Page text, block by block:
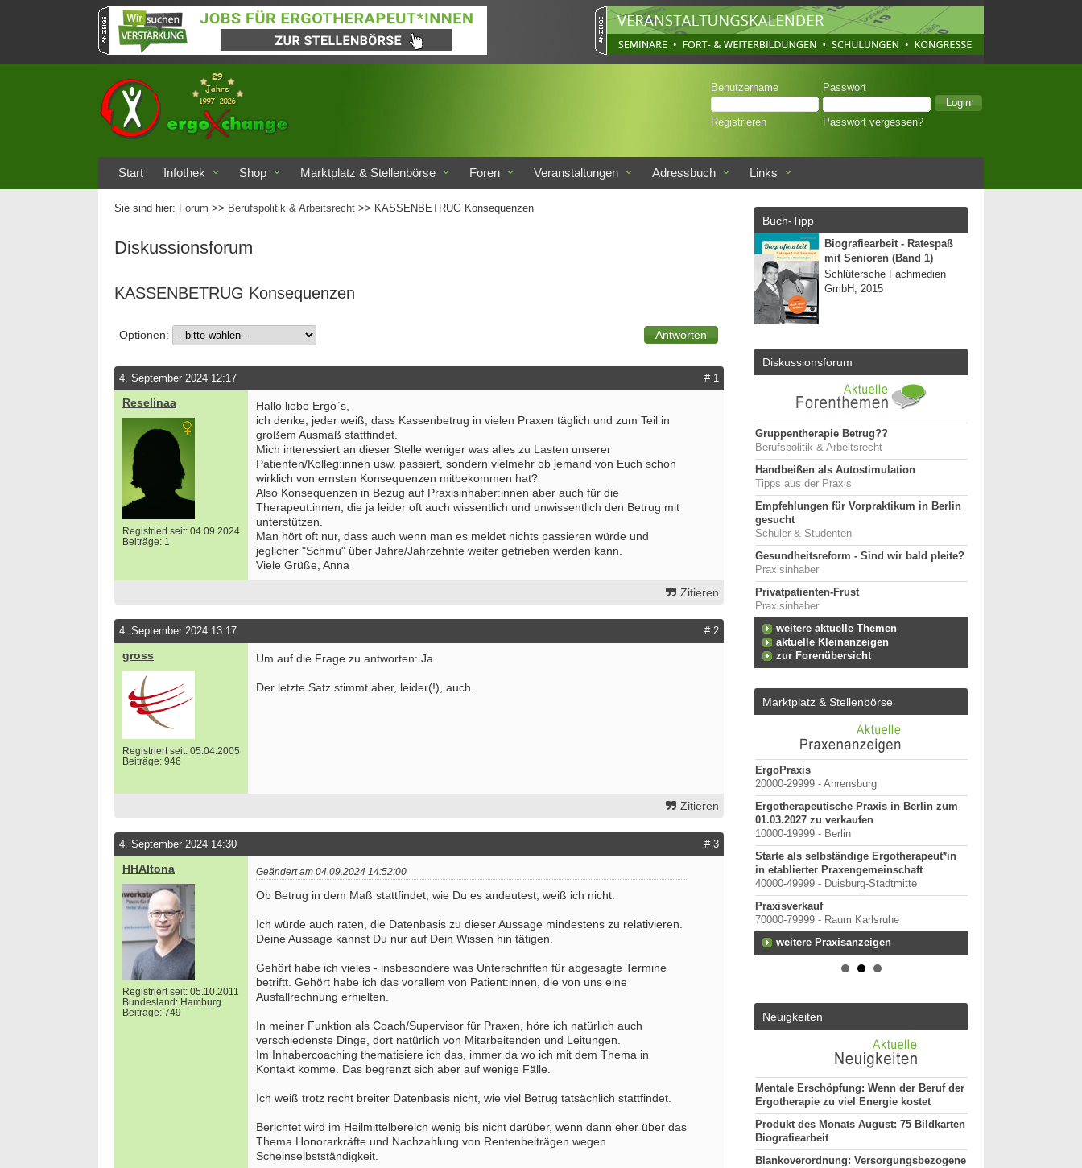
Benutzername Passwort
Registrieren Passwort vergessen?
Start Infothek Shop Marktplatz & Stellenbörse Foren Veranstaltungen Adressbuch Links
Sie sind hier: Forum >> Berufspolitik & Arbeitsrecht >> KASSENBETRUG Konsequenzen
Diskussionsforum
KASSENBETRUG Konsequenzen
Optionen:
4. September 2024 12:17 # 1
Reselinaa
Registriert seit: 04.09.2024
Beiträge: 1
Hallo liebe Ergo`s,
ich denke, jeder weiß, dass Kassenbetrug in vielen Praxen täglich und zum Teil in
großem Ausmaß stattfindet.
Mich interessiert an dieser Stelle weniger was alles zu Lasten unserer
Patienten/Kolleg:innen usw. passiert, sondern vielmehr ob jemand von Euch schon
wirklich von ernsten Konsequenzen mitbekommen hat?
Also Konsequenzen in Bezug auf Praxisinhaber:innen aber auch für die
Therapeut:innen, die ja leider oft auch wissentlich und unwissentlich den Betrug mit
unterstützen.
Man hört oft nur, dass auch wenn man es meldet nichts passieren würde und
jeglicher "Schmu" über Jahre/Jahrzehnte weiter getrieben werden kann.
Viele Grüße, Anna
Zitieren
4. September 2024 13:17 # 2
gross
Registriert seit: 05.04.2005
Beiträge: 946
Um auf die Frage zu antworten: Ja.
Der letzte Satz stimmt aber, leider(!), auch.
Zitieren
4. September 2024 14:30 # 3
HHAltona
Registriert seit: 05.10.2011
Bundesland: Hamburg
Beiträge: 749
Geändert am 04.09.2024 14:52:00
Ob Betrug in dem Maß stattfindet, wie Du es andeutest, weiß ich nicht.
Ich würde auch raten, die Datenbasis zu dieser Aussage mindestens zu relativieren.
Deine Aussage kannst Du nur auf Dein Wissen hin tätigen.
Gehört habe ich vieles - insbesondere was Unterschriften für abgesagte Termine
betriftt. Gehört habe ich das vorallem von Patient:innen, die von uns eine
Ausfallrechnung erhielten.
In meiner Funktion als Coach/Supervisor für Praxen, höre ich natürlich auch
verschiedenste Dinge, dort natürlich von Mitarbeitenden und Leitungen.
Im Inhabercoaching thematisiere ich das, immer da wo ich mit dem Thema in
Kontakt komme. Das begrenzt sich aber auf wenige Fälle.
Ich weiß trotz recht breiter Datenbasis nicht, wie viel Betrug tatsächlich stattfindet.
Berichtet wird im Heilmittelbereich wenig bis nicht darüber, wenn dann eher über das
Thema Honorarkräfte und Nachzahlung von Rentenbeiträgen wegen
Scheinselbstständigkeit.
Buch-Tipp
Biografiearbeit - Ratespaß
mit Senioren (Band 1)
Schlütersche Fachmedien
GmbH, 2015
Diskussionsforum
Gruppentherapie Betrug??
Berufspolitik & Arbeitsrecht
Handbeißen als Autostimulation
Tipps aus der Praxis
Empfehlungen für Vorpraktikum in Berlin
gesucht
Schüler & Studenten
Gesundheitsreform - Sind wir bald pleite?
Praxisinhaber
Privatpatienten-Frust
Praxisinhaber
weitere aktuelle Themen
aktuelle Kleinanzeigen
zur Forenübersicht
Marktplatz & Stellenbörse
Versorgung ES 21/2026
ES 22/2026
74731 - Walldürn
weitere Stellenangebote
ErgoPraxis
20000-29999 - Ahrensburg
Ergotherapeutische Praxis in Berlin zum
01.03.2027 zu verkaufen
10000-19999 - Berlin
Starte als selbständige Ergotherapeut*in
in etablierter Praxengemeinschaft
40000-49999 - Duisburg-Stadtmitte
Praxisverkauf
70000-79999 - Raum Karlsruhe
weitere Praxisanzeigen
Neuigkeiten
Mentale Erschöpfung: Wenn der Beruf der
Ergotherapie zu viel Energie kostet
Produkt des Monats August: 75 Bildkarten
Biografiearbeit
Blankoverordnung: Versorgungsbezogene